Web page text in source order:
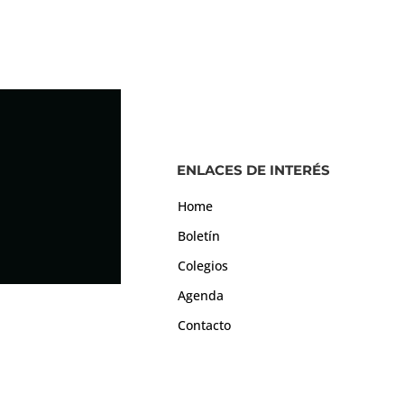
ENLACES DE INTERÉS
Home
Boletín
Colegios
Agenda
Contacto